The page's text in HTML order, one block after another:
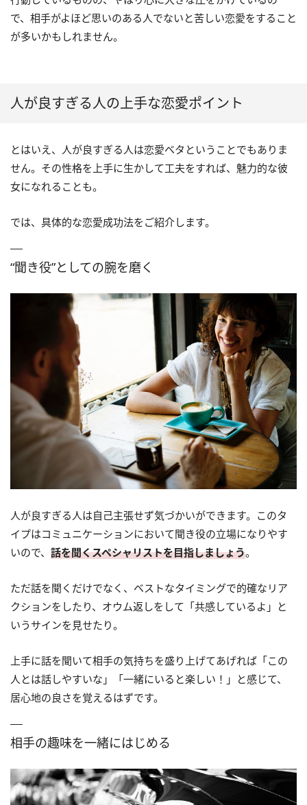
で、相手がよほど思いのある人でないと苦しい恋愛をすること
が多いかもしれません。
人が良すぎる人の上手な恋愛ポイント
とはいえ、人が良すぎる人は恋愛ベタということでもありま
せん。その性格を上手に生かして工夫をすれば、魅力的な彼
女になれることも。
では、具体的な恋愛成功法をご紹介します。
“聞き役”としての腕を磨く
人が良すぎる人は自己主張せず気づかいができます。このタ
イプはコミュニケーションにおいて聞き役の立場になりやす
いので、 話を聞くスペシャリストを目指しましょう。
ただ話を聞くだけでなく、ベストなタイミングで的確なリア
クションをしたり、オウム返しをして「共感しているよ」と
いうサインを見せたり。
上手に話を聞いて相手の気持ちを盛り上げてあげれば「この
人とは話しやすいな」「一緒にいると楽しい！」と感じて、
居心地の良さを覚えるはずです。
相手の趣味を一緒にはじめる